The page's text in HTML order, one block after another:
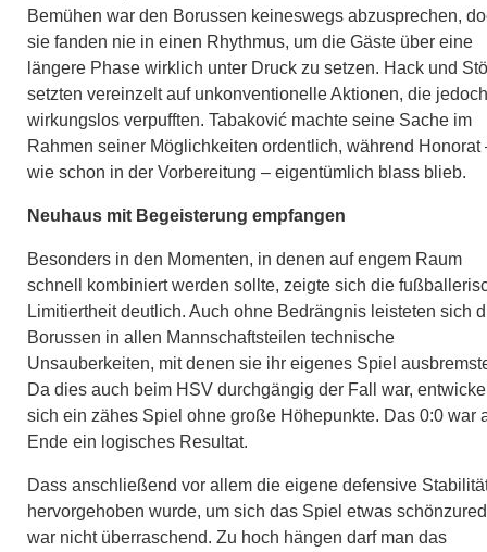
Bemühen war den Borussen keineswegs abzusprechen,
sie fanden nie in einen Rhythmus, um die Gäste über eine
längere Phase wirklich unter Druck zu setzen. Hack und
setzten vereinzelt auf unkonventionelle Aktionen, die jedoch
wirkungslos verpufften. Tabaković machte seine Sache im
Rahmen seiner Möglichkeiten ordentlich, während Honorat
wie schon in der Vorbereitung – eigentümlich blass blieb.
Neuhaus mit Begeisterung empfangen
Besonders in den Momenten, in denen auf engem Raum
schnell kombiniert werden sollte, zeigte sich die
Limitiertheit deutlich. Auch ohne Bedrängnis leisteten sich
Borussen in allen Mannschaftsteilen technische
Unsauberkeiten, mit denen sie ihr eigenes Spiel
Da dies auch beim HSV durchgängig der Fall war,
sich ein zähes Spiel ohne große Höhepunkte. Das 0:0 war
Ende ein logisches Resultat.
Dass anschließend vor allem die eigene defensive
hervorgehoben wurde, um sich das Spiel etwas
war nicht überraschend. Zu hoch hängen darf man das